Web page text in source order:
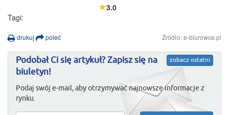
3.0
Tagi:
drukuj poleć Źródło: e-biurowce.pl
zobacz ostatni
Podobał Ci się artykuł? Zapisz się na
biuletyn!
Podaj swój e-mail, aby otrzymywać najnowsze informacje z
rynku.